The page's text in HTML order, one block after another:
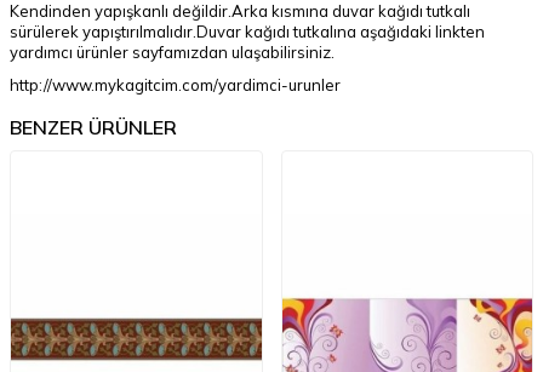
Kendinden yapışkanlı değildir.Arka kısmına duvar kağıdı tutkalı
sürülerek yapıştırılmalıdır.Duvar kağıdı tutkalına aşağıdaki linkten
yardımcı ürünler sayfamızdan ulaşabilirsiniz.
http://www.mykagitcim.com/yardimci-urunler
BENZER ÜRÜNLER